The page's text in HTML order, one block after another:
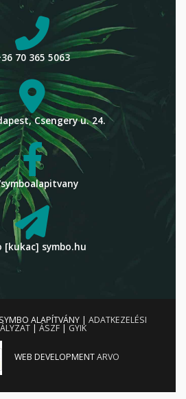
70 365 5063
Csengery u. 24.
[kukac] symbo.hu
SYMBO ALAPÍTVÁNY| ADATKEZELÉSI
| ÁSZF | GYIK
WEB DEVELOPMENTARVO